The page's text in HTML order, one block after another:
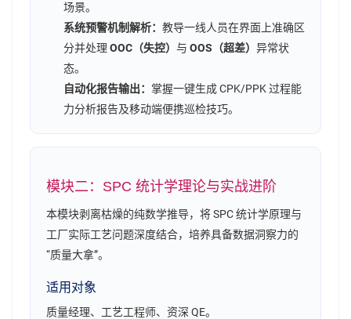
场景。
系统预警机制解析： 教导一线人员在界面上准确区
分并处理 OOC（失控） 与 OOS（超差） 异常状
态。
自动化报告输出： 掌握一键生成 CPK/PPK 过程能
力分析报告及移动端便携巡检技巧。
模块二：SPC 统计学理论与实战进阶
本模块剥离枯燥的纯数学推导，将 SPC 统计学原理与
工厂实际工艺问题深度结合，培养具备数据洞察力的
“质量大拿”。
适用对象
质量经理、工艺工程师、资深 QE。